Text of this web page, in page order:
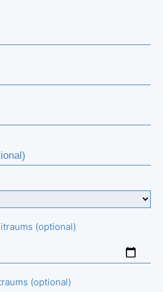
(optional)
(optional)